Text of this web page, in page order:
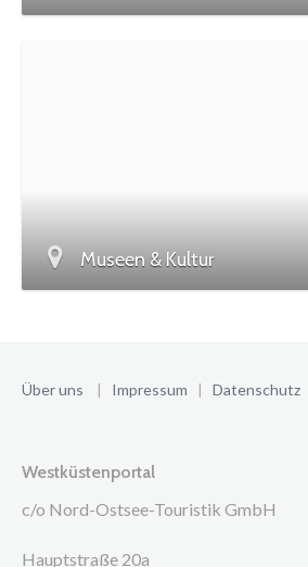
Museen & Kultur
Über uns | Impressum | Datenschutz
Westküstenportal
c/o Nord-Ostsee-Touristik GmbH
Hauptstraße 20a